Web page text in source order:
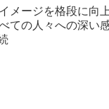
メージを格段に向上
の人々への深い